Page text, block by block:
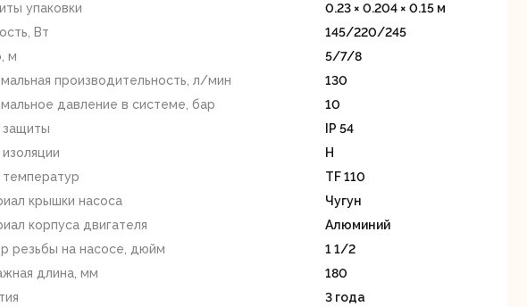
электрические
упаковки
0.23 × 0.204 × 0.15 м
Вт
145/220/245
м
5/7/8
производительность, л/мин
130
давление в системе, бар
10
защиты
IP 54
Н
температур
TF 110
крышки насоса
Чугун
корпуса двигателя
Алюминий
резьбы на насосе, дюйм
1 1/2
длина, мм
180
3 года